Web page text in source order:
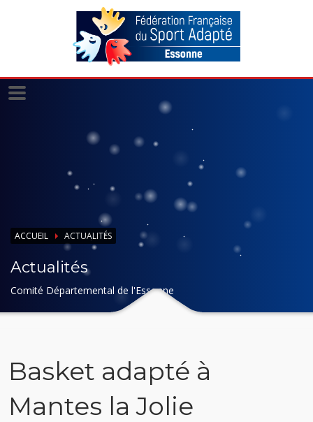
ACCUEIL ACTUALITÉS
Actualités
Comité Départemental de l'Essonne
Basket adapté à
Mantes la Jolie
Panneau de gestion des cookies